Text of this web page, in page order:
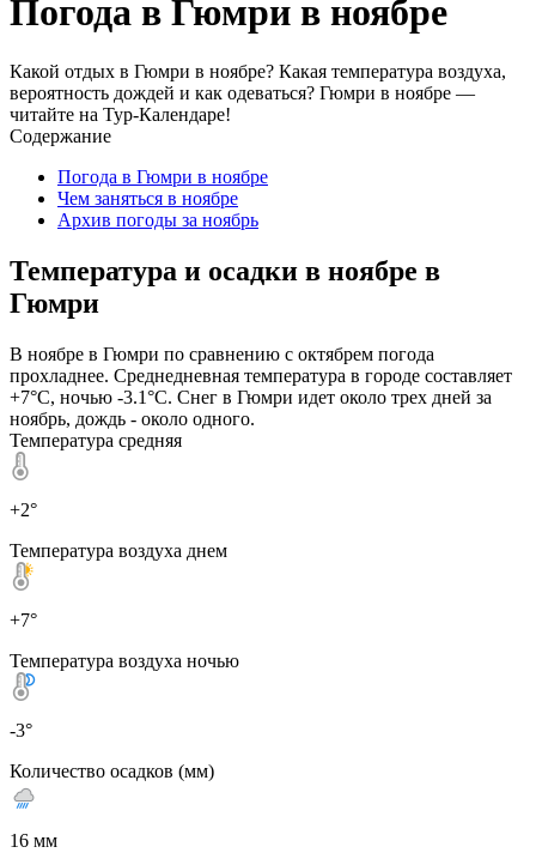
Погода в Гюмри в ноябре
Какой отдых в Гюмри в ноябре? Какая температура воздуха,
вероятность дождей и как одеваться? Гюмри в ноябре —
читайте на Тур-Календаре!
Содержание
Погода в Гюмри в ноябре
Чем заняться в ноябре
Архив погоды за ноябрь
Температура и осадки в ноябре в
Гюмри
В ноябре в Гюмри по сравнению с октябрем погода
прохладнее. Среднедневная температура в городе составляет
+7°C, ночью -3.1°C. Снег в Гюмри идет около трех дней за
ноябрь, дождь - около одного.
Температура средняя
+2°
Температура воздуха днем
+7°
Температура воздуха ночью
-3°
Количество осадков (мм)
16 мм